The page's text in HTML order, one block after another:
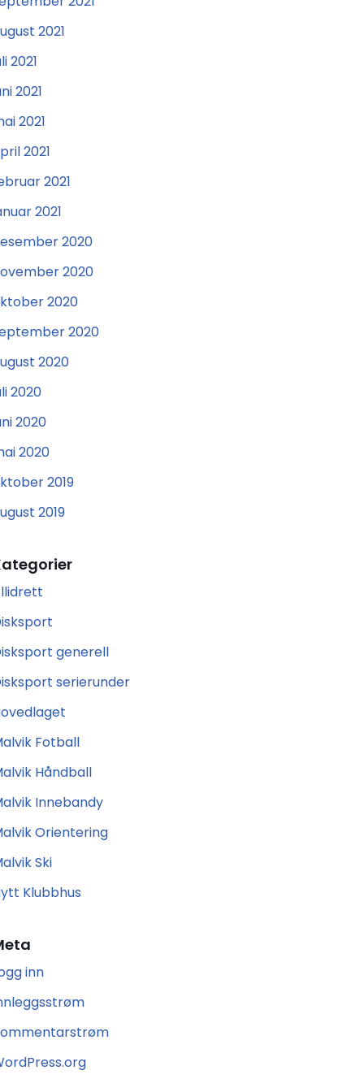
2021
2021
2021
2021
2021
2021
2021
2020
2020
2020
2020
2020
2020
2020
2020
2019
2019
generell
serierunder
Fotball
Håndball
Innebandy
Orientering
Ski
Klubbhus
inn